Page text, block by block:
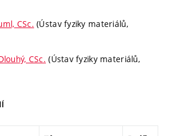
CSc. (Ústav fyziky materiálů,
CSc. (Ústav fyziky materiálů,